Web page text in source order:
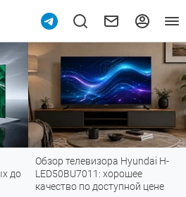
Обзор телевизора Hyundai H-
LED50BU7011: хорошее
качество по доступной цене